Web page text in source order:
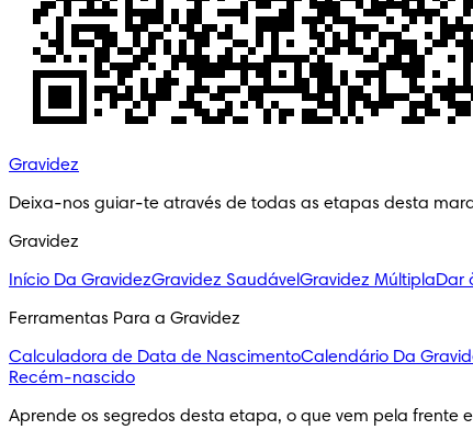
Gravidez
Deixa-nos guiar-te através de todas as etapas desta
Gravidez
Início Da GravidezGravidez SaudávelGravidez MúltiplaDar
Ferramentas Para a Gravidez
Calculadora de Data de NascimentoCalendário Da
Recém-nascido
Aprende os segredos desta etapa, o que vem pela frente